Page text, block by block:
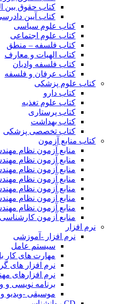
کتاب حقوق بین
کتاب آیین
کتاب علوم سیاسی
کتاب علوم اجتماعی
کتاب فلسفه – منطق
کتاب الهیات و معارف
کتاب فلسفه وادیان
کتاب عرفان و فلسفه
کتاب علوم پزشکی
کتاب دارو
کتاب علوم تغذیه
کتاب پرستاری
کتاب بهداشت
کتاب تخصصی پزشکی
کتاب منابع آزمون
منابع آزمون نظام
منابع آزمون نظام
منابع آزمون نظام
منابع آزمون نظام
منابع آزمون نظام
منابع آزمون نظام
منابع آزمون نظام
منابع آزمون
نرم افزار
نرم افزار -آموزشی
سیستم عامل
مهارت های کار با
نرم افزار های
نرم افزارهای
برنامه نویسی و
موسیقی -ویدیو